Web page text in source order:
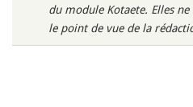
du module Kotaete. Elles
le point de vue de la